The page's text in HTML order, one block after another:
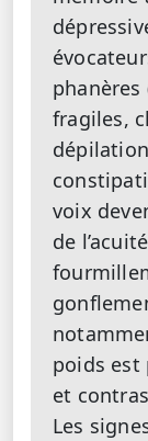
fragiles,
voix
de
poids est
et
Les